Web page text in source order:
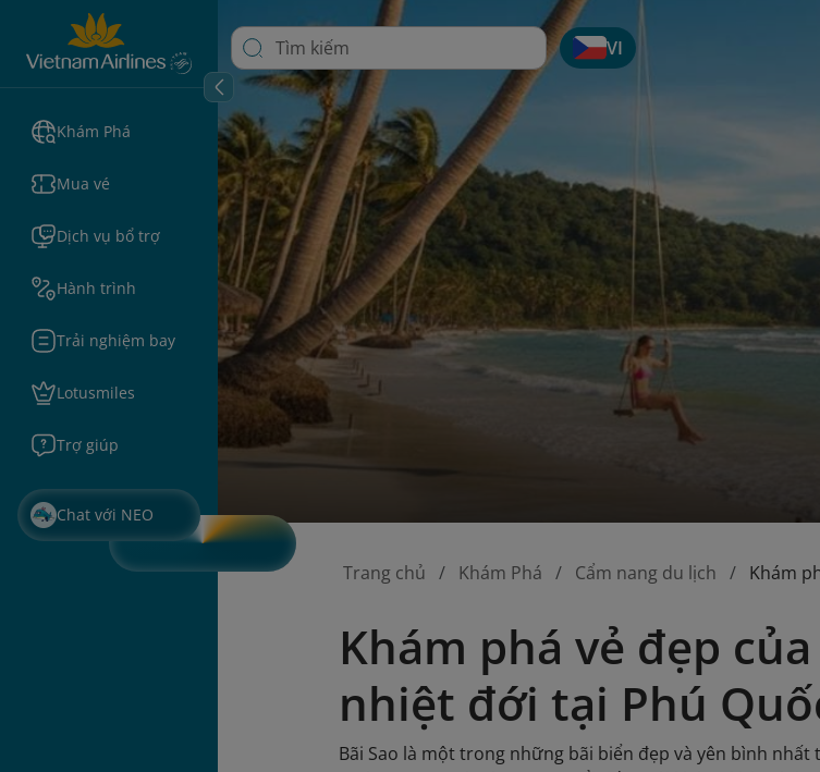
Khám Phá
Mua vé
Dịch vụ bổ trợ
Hành trình
Trải nghiệm bay
Lotusmiles
Trợ giúp
Chat với NEO
VI
Trang chủ Khám Phá Cẩm nang du lịch Khám
Khám phá vẻ đẹp
nhiệt đới tại Phú
Bãi Sao là một trong những bãi biển đẹp và yên bình